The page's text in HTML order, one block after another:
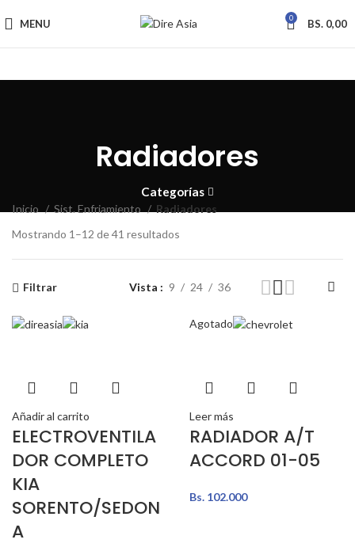
MENU 0 BS. 0,00
Radiadores
Categorías
Inicio Sist. Enfriamiento
Radiadores
Mostrando 1–12 de 41 resultados
Filtrar Vista 9 24 36
Añadir al carrito
ELECTROVENTILA
DOR COMPLETO
KIA
SORENTO/SEDON
A
Agotado
Leer más
RADIADOR A/T
ACCORD 01-05
Bs. 102.000